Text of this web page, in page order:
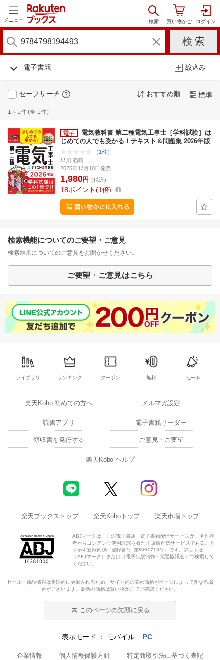
メニュー
電子書籍 絞込み
セーフサーチ おすすめ順 標準
1～1件 (全 1件)
電気教科書 第二種電気工事士［学科試験］は
じめての人でも受かる！テキスト＆問題集 2026年版
（1件）
早川 義晴
2025年12月10日発売
1,980円 (税込)
18ポイント 1倍
検索機能についてのご要望・ご意見
検索結果についてのご意見をお聞かせください。
ご要望・ご意見はこちら
ライブラリ ランキング クーポン 無料 セール
楽天Kobo 初めての方へ メルマガ設定
読書アプリ 電子書籍リーダー
領収書を発行する ご意見・ご要望
楽天Kobo ヘルプ
楽天ブックストップ 楽天Koboトップ 楽天市場トップ
ABJマークは、この電子書店・電子書籍配信サービスが、著作権
者からコンテンツ使用許諾を得た正規版配信サービスであること
を示す登録商標（登録番号 第6091713号）です。詳しくは
［ABJマーク］または［電子出版制作・流通協議会］で検索して
ください。
セール・商品情報は定期的に更新されるため、サイト内の表示価格がページによって異なる場
合がございます。最新の価格は買い物かごでご確認ください。
このページの先頭に戻る
表示モード モバイル PC
企業情報 個人情報保護方針 特定商取引法に基づく表記